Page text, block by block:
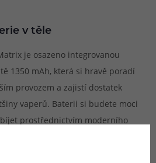
v těle
je osazeno integrovanou
1350 mAh, která si hravě poradí
provozem a zajistí dostatek
vaperů. Baterii si budete moci
prostřednictvím moderního